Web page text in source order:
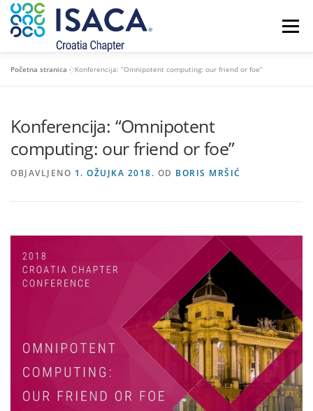
Preskoči
sadržaj
Izbornik
NOVOSTI KONTAKT
Početna stranica »Konferencija: “Omnipotent computing: our friend or foe”
Konferencija: “Omnipotent
computing: our friend or foe”
OBJAVLJENO 1. OŽUJKA 2018. OD BORIS MRŠIĆ